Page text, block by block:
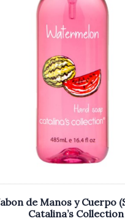
de Manos y Cuerpo
Catalina’s Collection